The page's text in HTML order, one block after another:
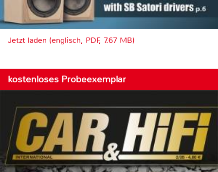
Jetzt laden (englisch, PDF, 7.67 MB)
kostenloses Probeexemplar